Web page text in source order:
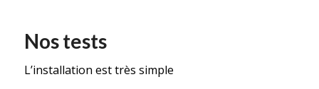
Nos tests
L’installation est très simple